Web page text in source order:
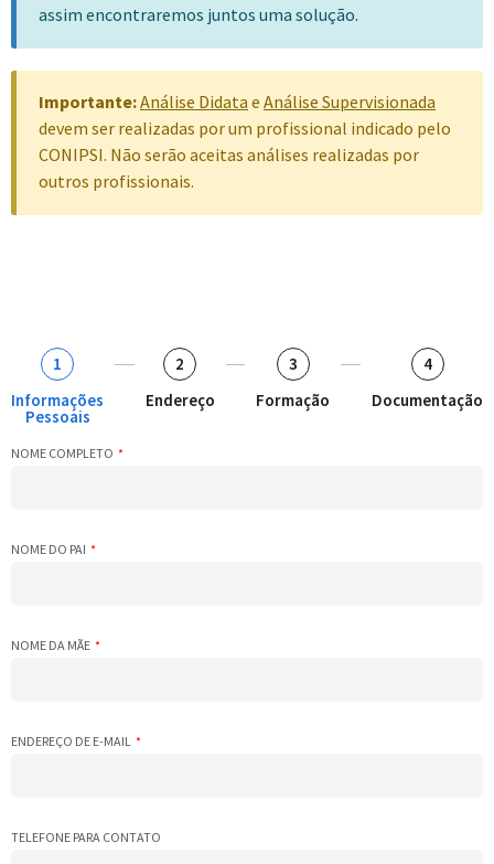
assim encontraremos juntos uma solução.
Importante:Análise Didata e Análise Supervisionada
devem ser realizadas por um profissional indicado pelo
CONIPSI. Não serão aceitas análises realizadas por
outros profissionais.
1
Informações
Pessoais
2
Endereço
3
Formação
4
Documentação
NOME COMPLETO
NOME DO PAI
NOME DA MÃE
ENDEREÇO DE E-MAIL
TELEFONE PARA CONTATO